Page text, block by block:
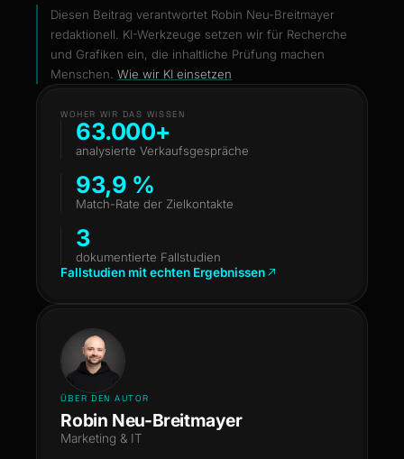
Diesen Beitrag verantwortet Robin Neu-Breitmayer
redaktionell. KI-Werkzeuge setzen wir für Recherche
und Grafiken ein, die inhaltliche Prüfung machen
Menschen. Wie wir KI einsetzen
WOHER WIR DAS WISSEN
63.000+
analysierte Verkaufsgespräche
93,9 %
Match-Rate der Zielkontakte
3
dokumentierte Fallstudien
Fallstudien mit echten Ergebnissen
ÜBER DEN AUTOR
Robin Neu-Breitmayer
Marketing & IT